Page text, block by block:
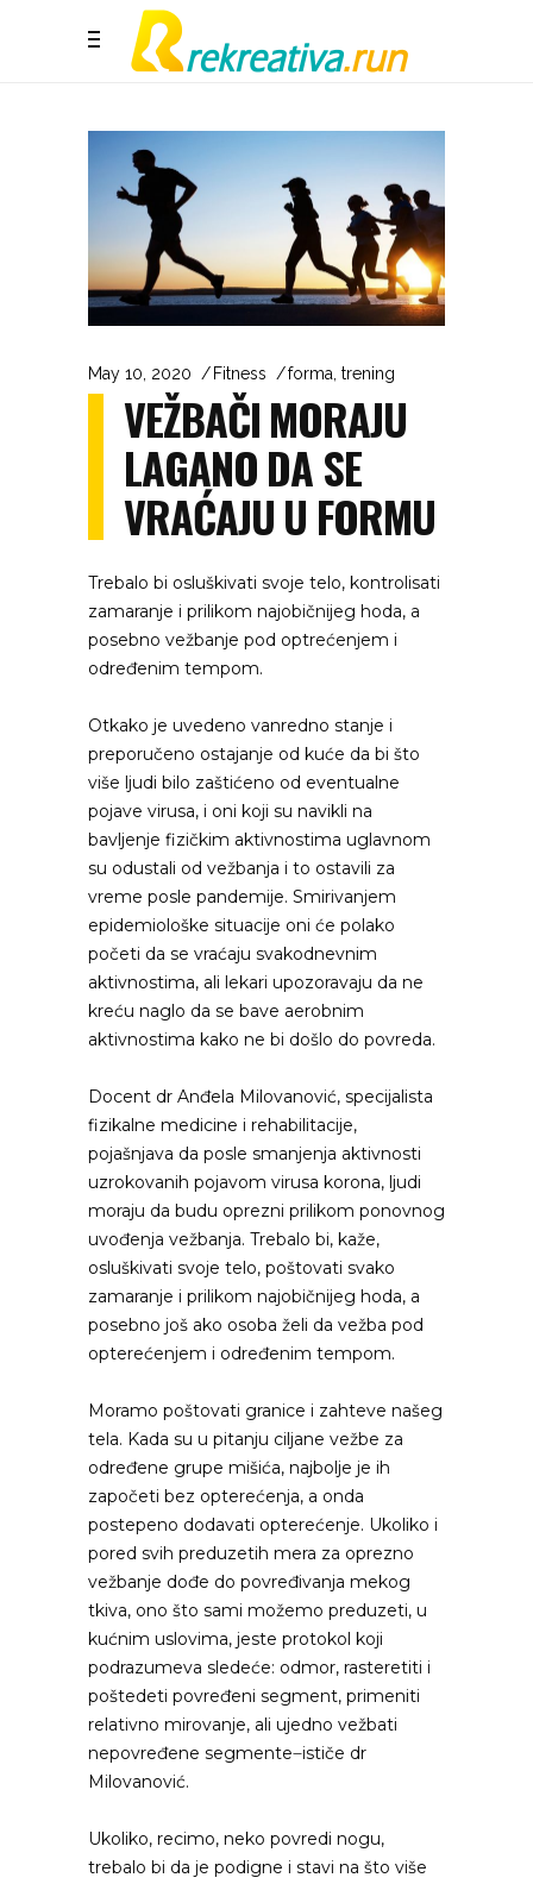
May 10, 2020 Fitness forma, trening
VEŽBAČI MORAJU
LAGANO DA SE
VRAĆAJU U FORMU
Trebalo bi osluškivati svoje telo, kontrolisati
zamaranje i prilikom najobičnijeg hoda, a
posebno vežbanje pod optrećenjem i
određenim tempom.
Otkako je uvedeno vanredno stanje i
preporučeno ostajanje od kuće da bi što
više ljudi bilo zaštićeno od eventualne
pojave virusa, i oni koji su navikli na
bavljenje fizičkim aktivnostima uglavnom
su odustali od vežbanja i to ostavili za
vreme posle pandemije. Smirivanjem
epidemiološke situacije oni će polako
početi da se vraćaju svakodnevnim
aktivnostima, ali lekari upozoravaju da ne
kreću naglo da se bave aerobnim
aktivnostima kako ne bi došlo do povreda.
Docent dr Anđela Milovanović, specijalista
fizikalne medicine i rehabilitacije,
pojašnjava da posle smanjenja aktivnosti
uzrokovanih pojavom virusa korona, ljudi
moraju da budu oprezni prilikom ponovnog
uvođenja vežbanja. Trebalo bi, kaže,
osluškivati svoje telo, poštovati svako
zamaranje i prilikom najobičnijeg hoda, a
posebno još ako osoba želi da vežba pod
opterećenjem i određenim tempom.
Moramo poštovati granice i zahteve našeg
tela. Kada su u pitanju ciljane vežbe za
određene grupe mišića, najbolje je ih
započeti bez opterećenja, a onda
postepeno dodavati opterećenje. Ukoliko i
pored svih preduzetih mera za oprezno
vežbanje dođe do povređivanja mekog
tkiva, ono što sami možemo preduzeti, u
kućnim uslovima, jeste protokol koji
podrazumeva sledeće: odmor, rasteretiti i
poštedeti povređeni segment, primeniti
relativno mirovanje, ali ujedno vežbati
nepovređene segmente ̶ ističe dr
Milovanović.
Ukoliko, recimo, neko povredi nogu,
trebalo bi da je podigne i stavi na što više